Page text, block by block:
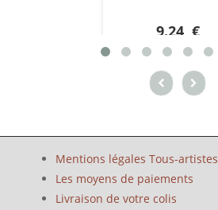
9.24 €
Mentions légales Tous-artistes
Les moyens de paiements
Livraison de votre colis